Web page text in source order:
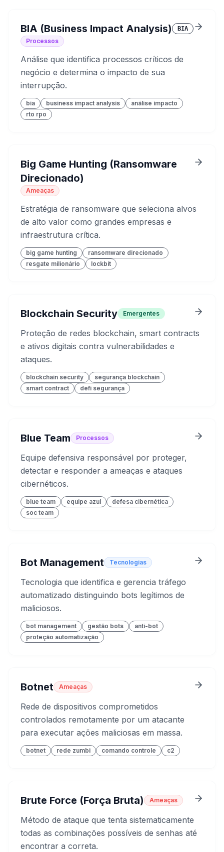
BIA (Business Impact Analysis) BIA
Processos
Análise que identifica processos críticos de
negócio e determina o impacto de sua
interrupção.
bia business impact analysis
análise impacto
rto rpo
Big Game Hunting (Ransomware
Direcionado)
Ameaças
Estratégia de ransomware que seleciona alvos
de alto valor como grandes empresas e
infraestrutura crítica.
big game hunting
ransomware direcionado
resgate milionário
lockbit
Blockchain Security Emergentes
Proteção de redes blockchain, smart contracts
e ativos digitais contra vulnerabilidades e
ataques.
blockchain security
segurança blockchain
smart contract
defi segurança
Blue Team Processos
Equipe defensiva responsável por proteger,
detectar e responder a ameaças e ataques
cibernéticos.
blue team equipe azul
defesa cibernética
soc team
Bot Management Tecnologias
Tecnologia que identifica e gerencia tráfego
automatizado distinguindo bots legítimos de
maliciosos.
bot management gestão bots
anti-bot
proteção automatização
Botnet Ameaças
Rede de dispositivos comprometidos
controlados remotamente por um atacante
para executar ações maliciosas em massa.
botnet rede zumbi comando controle c2
Brute Force (Força Bruta) Ameaças
Método de ataque que tenta sistematicamente
todas as combinações possíveis de senhas até
encontrar a correta.